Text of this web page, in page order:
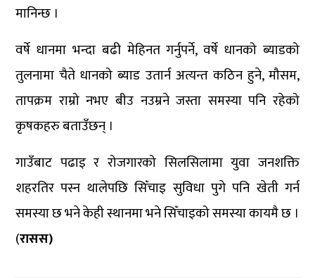
मानिन्छ ।
वर्षे धानमा भन्दा बढी मेहिनत गर्नुपर्ने, वर्षे धानको ब्याडको
तुलनामा चैते धानको ब्याड उतार्न अत्यन्त कठिन हुने, मौसम,
तापक्रम राम्रो नभए बीउ नउम्रने जस्ता समस्या पनि रहेको
कृषकहरु बताउँछन् ।
गाउँबाट पढाइ र रोजगारको सिलसिलामा युवा जनशक्ति
शहरतिर पस्न थालेपछि सिँचाइ सुविधा पुगे पनि खेती गर्न
समस्या छ भने केही स्थानमा भने सिँचाइको समस्या कायमै छ ।
(रासस)